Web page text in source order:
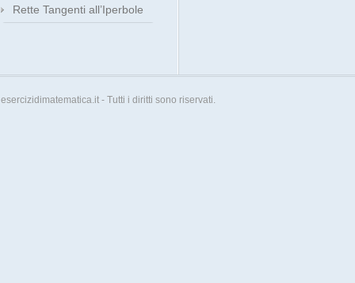
Rette Tangenti all’Iperbole
esercizidimatematica.it - Tutti i diritti sono riservati.